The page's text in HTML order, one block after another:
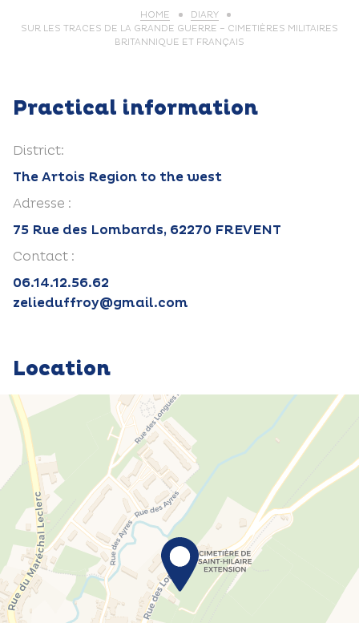
HOME
DIARY
SUR LES TRACES DE LA GRANDE GUERRE – CIMETIÈRES MILITAIRES
BRITANNIQUE ET FRANÇAIS
Practical information
District:
The Artois Region to the west
Adresse :
75 Rue des Lombards, 62270 FREVENT
Contact :
06.14.12.56.62
zelieduffroy@gmail.com
Location